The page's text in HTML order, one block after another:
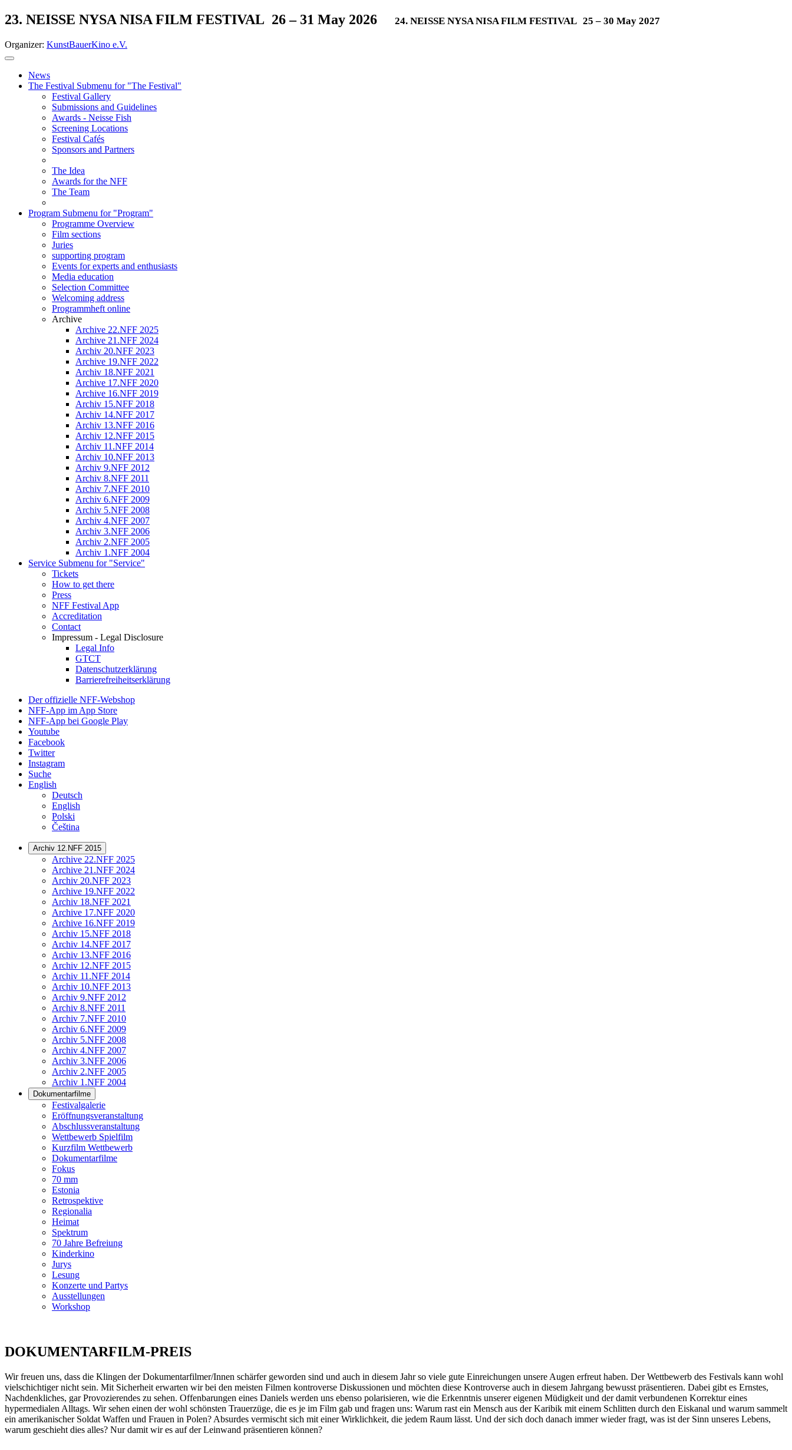
23. NEISSE NYSA NISA FILM FESTIVAL 26 – 31 May 2026 24. NEISSE NYSA NISA FILM FESTIVAL 25 – 30 May 2027
Organizer: KunstBauerKino e.V.
News
The Festival Submenu for "The Festival"
Festival Gallery
Submissions and Guidelines
Awards - Neisse Fish
Screening Locations
Festival Cafés
Sponsors and Partners
The Idea
Awards for the NFF
The Team
Program Submenu for "Program"
Programme Overview
Film sections
Juries
supporting program
Events for experts and enthusiasts
Media education
Selection Committee
Welcoming address
Programmheft online
Archive
Archive 22.NFF 2025
Archive 21.NFF 2024
Archiv 20.NFF 2023
Archive 19.NFF 2022
Archiv 18.NFF 2021
Archive 17.NFF 2020
Archive 16.NFF 2019
Archiv 15.NFF 2018
Archiv 14.NFF 2017
Archiv 13.NFF 2016
Archiv 12.NFF 2015
Archiv 11.NFF 2014
Archiv 10.NFF 2013
Archiv 9.NFF 2012
Archiv 8.NFF 2011
Archiv 7.NFF 2010
Archiv 6.NFF 2009
Archiv 5.NFF 2008
Archiv 4.NFF 2007
Archiv 3.NFF 2006
Archiv 2.NFF 2005
Archiv 1.NFF 2004
Service Submenu for "Service"
Tickets
How to get there
Press
NFF Festival App
Accreditation
Contact
Impressum - Legal Disclosure
Legal Info
GTCT
Datenschutzerklärung
Barrierefreiheitserklärung
Der offizielle NFF-Webshop
NFF-App im App Store
NFF-App bei Google Play
Youtube
Facebook
Twitter
Instagram
Suche
English
Deutsch
English
Polski
Čeština
Archiv 12.NFF 2015
Archive 22.NFF 2025
Archive 21.NFF 2024
Archiv 20.NFF 2023
Archive 19.NFF 2022
Archiv 18.NFF 2021
Archive 17.NFF 2020
Archive 16.NFF 2019
Archiv 15.NFF 2018
Archiv 14.NFF 2017
Archiv 13.NFF 2016
Archiv 12.NFF 2015
Archiv 11.NFF 2014
Archiv 10.NFF 2013
Archiv 9.NFF 2012
Archiv 8.NFF 2011
Archiv 7.NFF 2010
Archiv 6.NFF 2009
Archiv 5.NFF 2008
Archiv 4.NFF 2007
Archiv 3.NFF 2006
Archiv 2.NFF 2005
Archiv 1.NFF 2004
Dokumentarfilme
Festivalgalerie
Eröffnungsveranstaltung
Abschlussveranstaltung
Wettbewerb Spielfilm
Kurzfilm Wettbewerb
Dokumentarfilme
Fokus
70 mm
Estonia
Retrospektive
Regionalia
Heimat
Spektrum
70 Jahre Befreiung
Kinderkino
Jurys
Lesung
Konzerte und Partys
Ausstellungen
Workshop
DOKUMENTARFILM-PREIS
Wir freuen uns, dass die Klingen der Dokumentarfilmer/Innen schärfer geworden sind und auch in diesem Jahr so viele gute Einreichungen unsere Augen erfreut haben. Der Wettbewerb des Festivals kann wohl
vielschichtiger nicht sein. Mit Sicherheit erwarten wir bei den meisten Filmen kontroverse Diskussionen und möchten diese Kontroverse auch in diesem Jahrgang bewusst präsentieren. Dabei gibt es Ernstes,
Nachdenkliches, gar Provozierendes zu sehen. Offenbarungen eines Daniels werden uns ebenso polarisieren, wie die Erkenntnis unserer eigenen Müdigkeit und der damit verbundenen Korrektur eines
hypermedialen Alltags. Wir sehen einen der wohl schönsten Trauerzüge, die es je im Film gab und fragen uns: Warum rast ein Mensch aus der Karibik mit einem Schlitten durch den Eiskanal und warum sammelt
ein amerikanischer Soldat Waffen und Frauen in Polen? Absurdes vermischt sich mit einer Wirklichkeit, die jedem Raum lässt. Und der sich doch danach immer wieder fragt, was ist der Sinn unseres Lebens,
warum geschieht dies alles? Nur damit wir es auf der Leinwand präsentieren können?